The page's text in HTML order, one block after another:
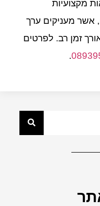
מקצועיות
אשר מעניקים ערך
זמן רב. לפרטים
.